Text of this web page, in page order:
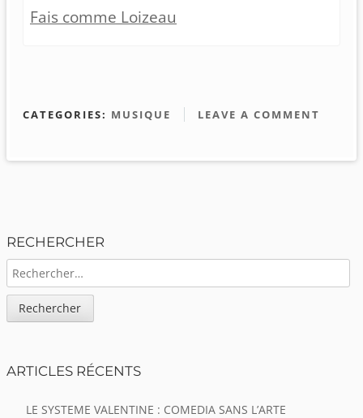
Fais comme Loizeau
CATEGORIES: MUSIQUE LEAVE A COMMENT
RECHERCHER
RECHERCHER :
ARTICLES RÉCENTS
LE SYSTEME VALENTINE : COMEDIA SANS L’ARTE